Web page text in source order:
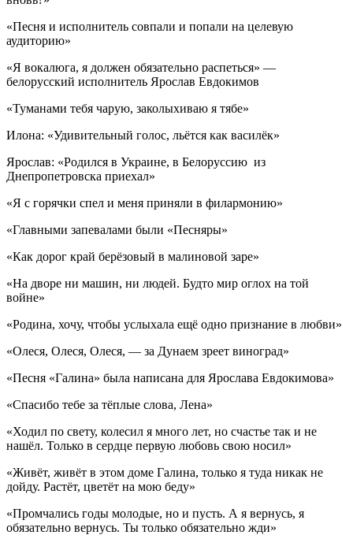
«Песня и исполнитель совпали и попали на целевую
аудиторию»
«Я вокалюга, я должен обязательно распеться» —
белорусский исполнитель Ярослав Евдокимов
«Туманами тебя чарую, заколыхиваю я тябе»
Илона: «Удивительный голос, льётся как василёк»
Ярослав: «Родился в Украине, в Белоруссию из
Днепропетровска приехал»
«Я с горячки спел и меня приняли в филармонию»
«Главными запевалами были «Песняры»
«Как дорог край берёзовый в малиновой заре»
«На дворе ни машин, ни людей. Будто мир оглох на той
войне»
«Родина, хочу, чтобы услыхала ещё одно признание в любви»
«Олеся, Олеся, Олеся, — за Дунаем зреет виноград»
«Песня «Галина» была написана для Ярослава Евдокимова»
«Спасибо тебе за тёплые слова, Лена»
«Ходил по свету, колесил я много лет, но счастье так и не
нашёл. Только в сердце первую любовь свою носил»
«Живёт, живёт в этом доме Галина, только я туда никак не
дойду. Растёт, цветёт на мою беду»
«Промчались годы молодые, но и пусть. А я вернусь, я
обязательно вернусь. Ты только обязательно жди»